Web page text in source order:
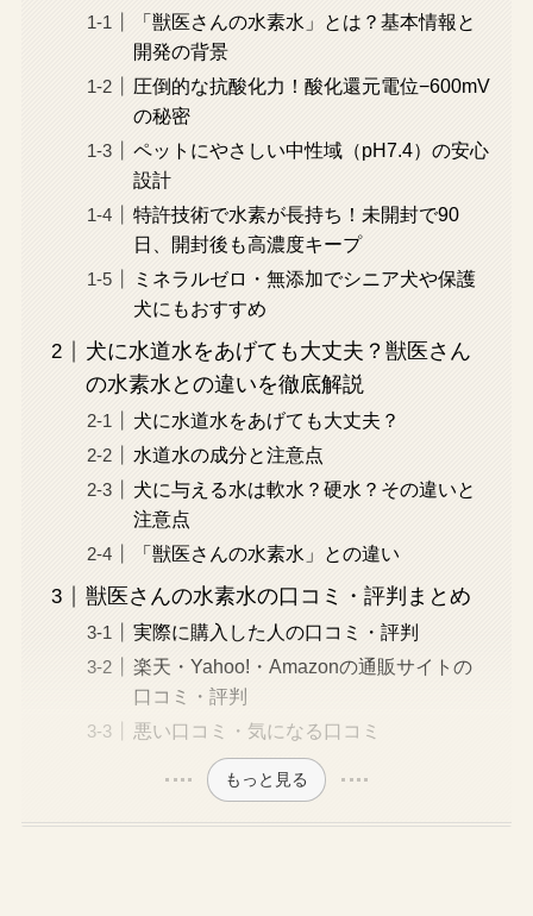
「獣医さんの水素水」とは？基本情報と
開発の背景
圧倒的な抗酸化力！酸化還元電位−600mV
の秘密
ペットにやさしい中性域（pH7.4）の安心
設計
特許技術で水素が長持ち！未開封で90
日、開封後も高濃度キープ
ミネラルゼロ・無添加でシニア犬や保護
犬にもおすすめ
犬に水道水をあげても大丈夫？獣医さん
の水素水との違いを徹底解説
犬に水道水をあげても大丈夫？
水道水の成分と注意点
犬に与える水は軟水？硬水？その違いと
注意点
「獣医さんの水素水」との違い
獣医さんの水素水の口コミ・評判まとめ
実際に購入した人の口コミ・評判
楽天・Yahoo!・Amazonの通販サイトの
口コミ・評判
悪い口コミ・気になる口コミ
もっと見る